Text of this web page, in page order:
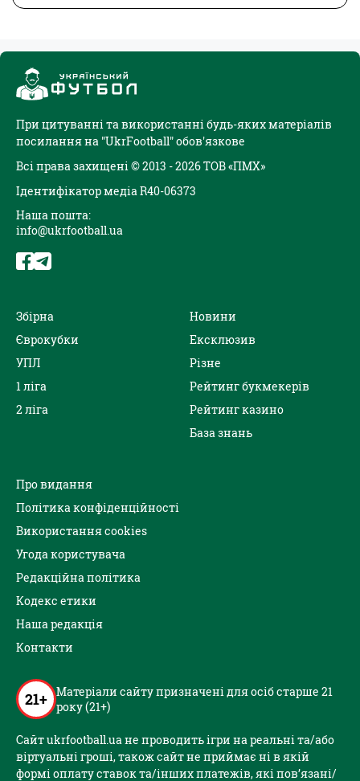
При цитуванні та використанні будь-яких матеріалів
посилання на "UkrFootball" обов'язкове
Всі права захищені © 2013 - 2026 ТОВ «ПМХ»
Ідентифікатор медіа R40-06373
Наша пошта:
info@ukrfootball.ua
Збірна
Єврокубки
УПЛ
1 ліга
2 ліга
Новини
Ексклюзив
Різне
Рейтинг букмекерів
Рейтинг казино
База знань
Про видання
Політика конфіденційності
Використання cookies
Угода користувача
Редакційна політика
Кодекс етики
Наша редакція
Контакти
21+ Матеріали сайту призначені для осіб старше 21
року (21+)
Сайт ukrfootball.ua не проводить ігри на реальні та/або
віртуальні гроші, також сайт не приймає ні в якій
формі оплату ставок та/інших платежів, які пов’язані/